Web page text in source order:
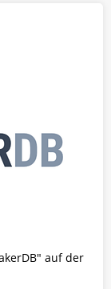
auf der